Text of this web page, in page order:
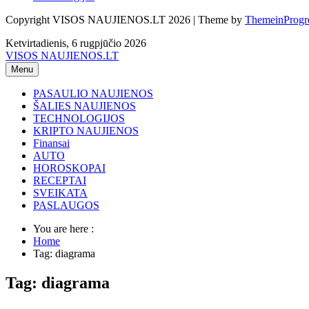
Copyright VISOS NAUJIENOS.LT 2026 | Theme by
Ketvirtadienis, 6 rugpjūčio 2026
VISOS NAUJIENOS.LT
Menu
PASAULIO NAUJIENOS
ŠALIES NAUJIENOS
TECHNOLOGIJOS
KRIPTO NAUJIENOS
Finansai
AUTO
HOROSKOPAI
RECEPTAI
SVEIKATA
PASLAUGOS
You are here :
Home
Tag: diagrama
Tag: diagrama